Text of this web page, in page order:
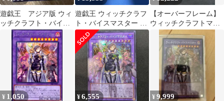
遊戯王 アジア版 ウィ
ッチクラフト・バイス
マスター オーバーフ
レームシークレット
遊戯王 ウィッチクラフ
ト・バイスマスター オ
ーバーフレーム
【オーバーフレーム】
ウィッチクラフトマス
ター・ヴェール シー
クレット 五つ目
¥ 1,050 ¥6,555 ¥9,999